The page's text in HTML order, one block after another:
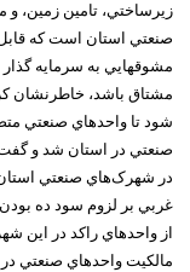
زيرساختي، تامين
صنعتي استان است که قابل
مشوقهايي به سرمايه
مشتاق باشد، خاطرنشان
شود تا واحدهاي صنعتي
صنعتي در استان شد و
در شهرک‌هاي صنعتي استان
غربي بر لزوم سود ده
از واحدهاي راکد در اين
مالکيت واحدهاي صنعتي